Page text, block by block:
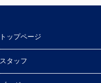
トップページ
スタッフ